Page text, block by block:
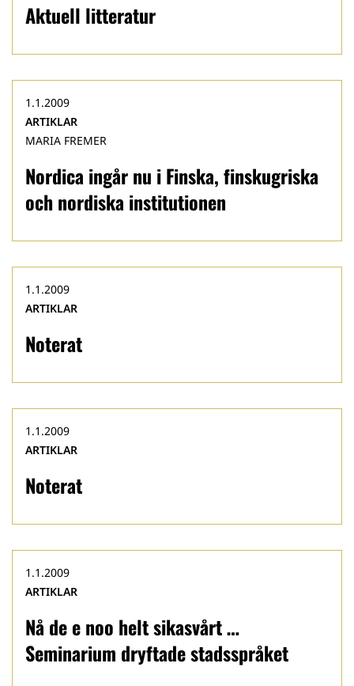
Aktuell litteratur
Nordica ingår nu i Finska, finskugriska
och nordiska institutionen
1.1.2009
ARTIKLAR
MARIA FREMER
Noterat
1.1.2009
ARTIKLAR
Noterat
1.1.2009
ARTIKLAR
Nå de e noo helt sikasvårt …
Seminarium dryftade stadsspråket
1.1.2009
ARTIKLAR